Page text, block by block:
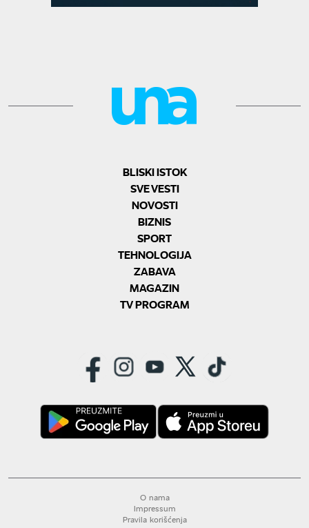
BLISKI ISTOK
SVE VESTI
NOVOSTI
BIZNIS
SPORT
TEHNOLOGIJA
ZABAVA
MAGAZIN
TV PROGRAM
O nama
Impressum
Pravila korišćenja